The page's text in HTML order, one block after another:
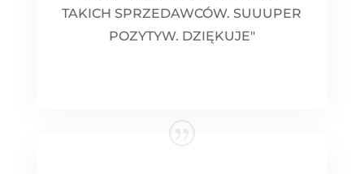
TAKICH SPRZEDAWCÓW. SUUUPER
POZYTYW. DZIĘKUJE"